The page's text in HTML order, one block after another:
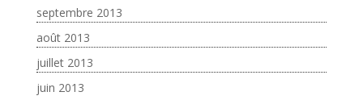
septembre 2013
août 2013
juillet 2013
juin 2013